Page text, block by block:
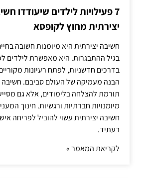
7 פעילויות לילדים שיעודדו
יצירתית מחוץ לקופסא
חשיבה יצירתית היא מיומנות חשובה
בגיל ההתבגרות. היא מאפשרת לילדים
בדרכים חדשניות, לפתח רעיונות
הבנה מעמיקה של העולם סביבם. חשיבה
תורמת להצלחה בלימודים, אלא גם
מיומנויות חברתיות ורגשיות. חינוך
חשיבה יצירתית עשוי להוביל לפריחה
בעתיד.
לקריאת המאמר »